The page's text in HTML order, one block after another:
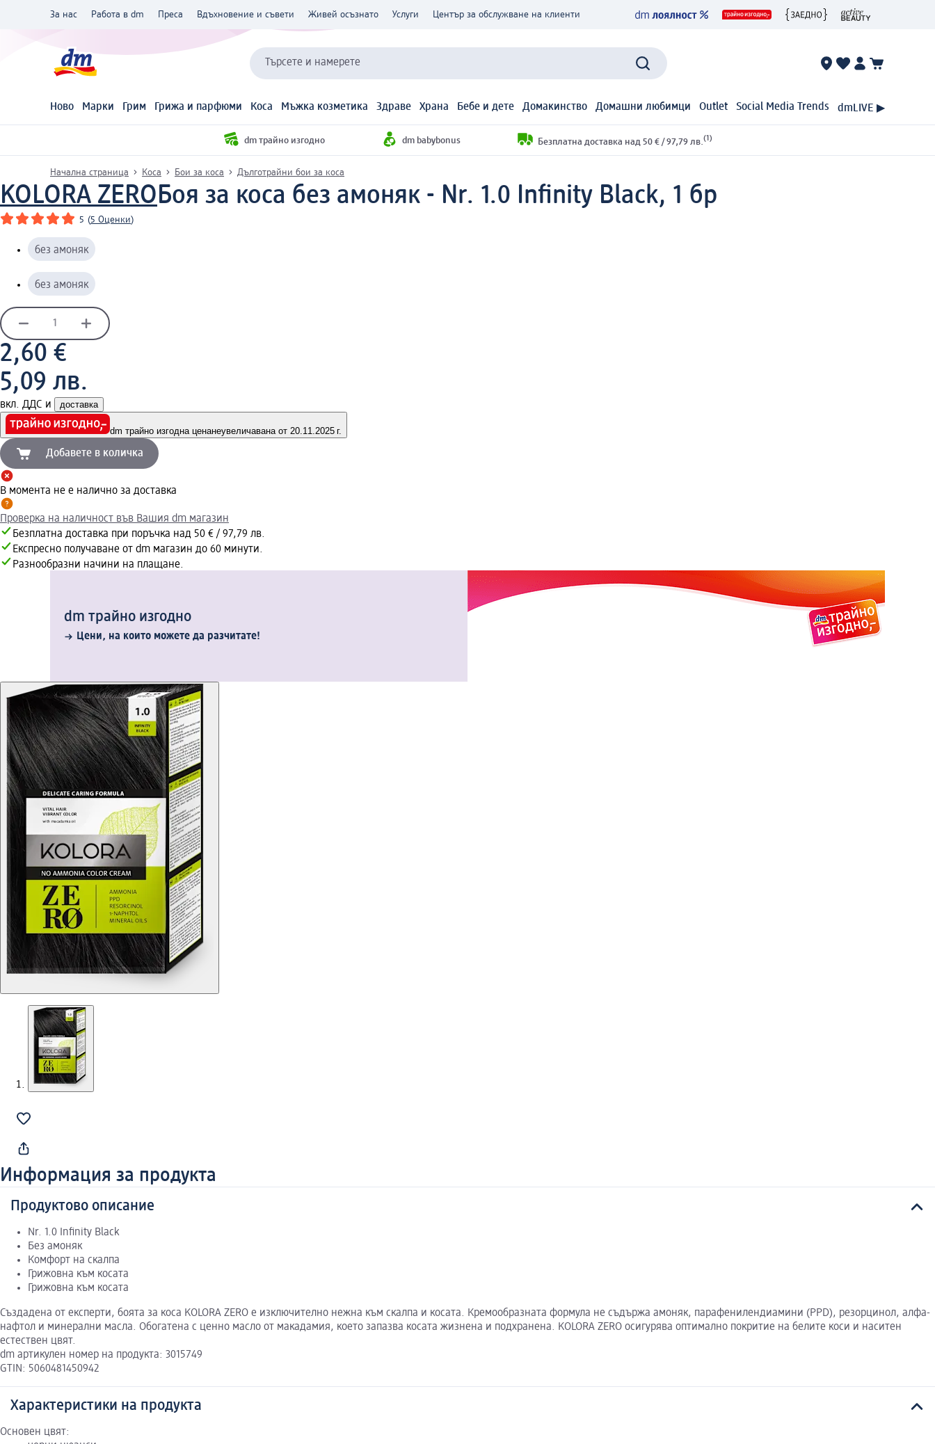
За нас Работа в dm Преса Вдъхновение и съвети Живей осъзнато Услуги Център за обслужване на клиенти
Търсете и намерете
Ново Марки Грим Грижа и парфюми Коса Мъжка козметика Здраве Храна Бебе и дете Домакинство Домашни любимци Outlet Social Media Trends dmLIVE ▶
dm трайно изгодно dm babybonus Безплатна доставка над 50 € / 97,79 лв. (1)
Начална страница Коса Бои за коса Дълготрайни бои за коса
KOLORA ZEROБоя за коса без амоняк - Nr. 1.0 Infinity Black, 1 бр
5 (5 Оценки)
без амоняк
без амоняк
2,60 €
5,09 лв.
вкл. ДДС и доставка
dm трайно изгодна ценанеувеличавана от 20.11.2025 г.
Добавете в количка
В момента не е налично за доставка
Проверка на наличност във Вашия dm магазин
Безплатна доставка при поръчка над 50 € / 97,79 лв.
Експресно получаване от dm магазин до 60 минути.
Разнообразни начини на плащане.
dm трайно изгодно
Цени, на които можете да разчитате!
Информация за продукта
Продуктово описание
Nr. 1.0 Infinity Black
Без амоняк
Комфорт на скалпа
Грижовна към косата
Грижовна към косата
Създадена от експерти, боята за коса KOLORA ZERO е изключително нежна към скалпа и косата. Кремообразната формула не съдържа амоняк, парафенилендиамини (PPD), резорцинол, алфа-
нафтол и минерални масла. Обогатена с ценно масло от макадамия, което запазва косата жизнена и подхранена. KOLORA ZERO осигурява оптимално покритие на белите коси и наситен
естествен цвят.
dm артикулен номер на продукта: 3015749
GTIN: 5060481450942
Характеристики на продукта
Основен цвят: